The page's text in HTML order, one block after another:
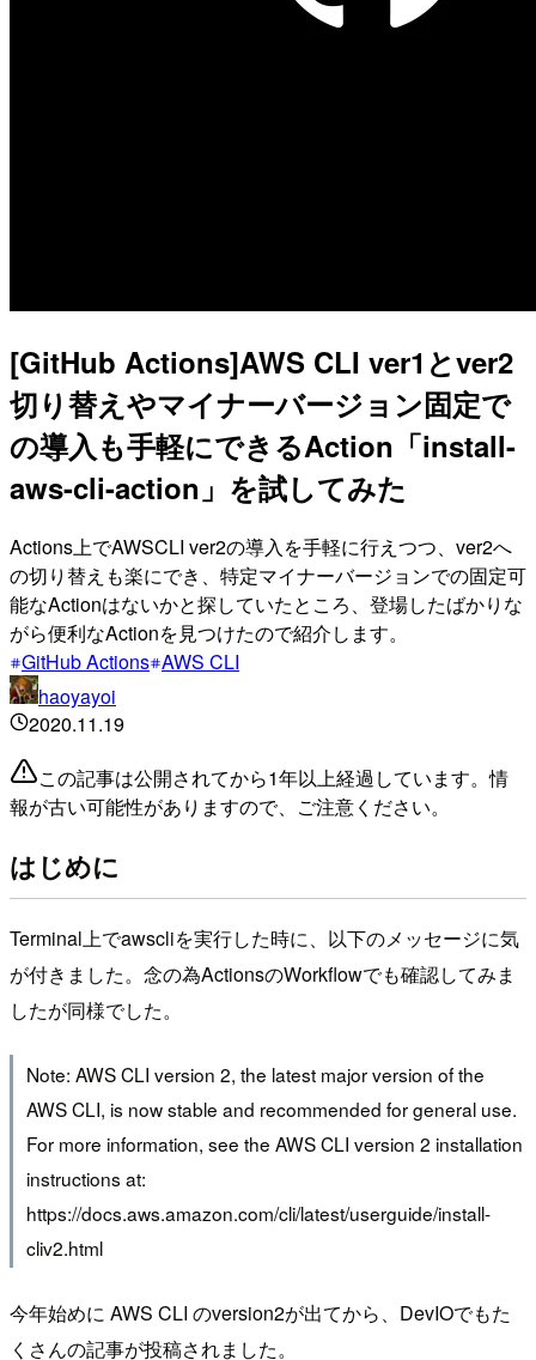
[GitHub Actions]AWS CLI ver1とver2
切り替えやマイナーバージョン固定で
の導入も手軽にできるAction「install-
aws-cli-action」を試してみた
Actions上でAWSCLI ver2の導入を手軽に行えつつ、ver2へ
の切り替えも楽にでき、特定マイナーバージョンでの固定可
能なActionはないかと探していたところ、登場したばかりな
がら便利なActionを見つけたので紹介します。
GitHub Actions AWS CLI
haoyayoi
2020.11.19
この記事は公開されてから1年以上経過しています。情
報が古い可能性がありますので、ご注意ください。
はじめに
Terminal上でawscliを実行した時に、以下のメッセージに気
が付きました。念の為ActionsのWorkflowでも確認してみま
したが同様でした。
Note: AWS CLI version 2, the latest major version of the
AWS CLI, is now stable and recommended for general use.
For more information, see the AWS CLI version 2 installation
instructions at:
https://docs.aws.amazon.com/cli/latest/userguide/install-
cliv2.html
今年始めに AWS CLI のversion2が出てから、DevIOでもた
くさんの記事が投稿されました。